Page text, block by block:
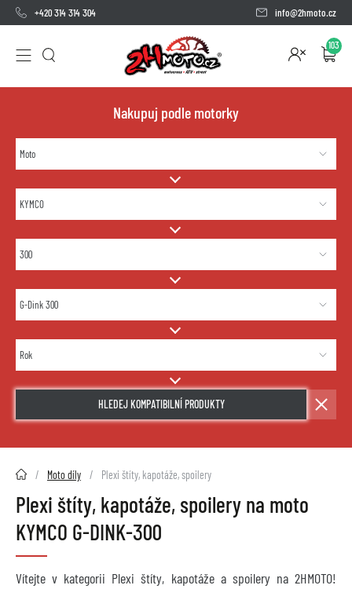
+420 314 314 304 info@2hmoto.cz
103
Nakupuj podle motorky
HLEDEJ KOMPATIBILNÍ PRODUKTY
2HMOTO.cz Moto díly Plexi štíty, kapotáže, spoilery
Plexi štíty, kapotáže, spoilery na moto
KYMCO G-DINK-300
Vítejte v kategorii Plexi štíty, kapotáže a spoilery na 2HMOTO!